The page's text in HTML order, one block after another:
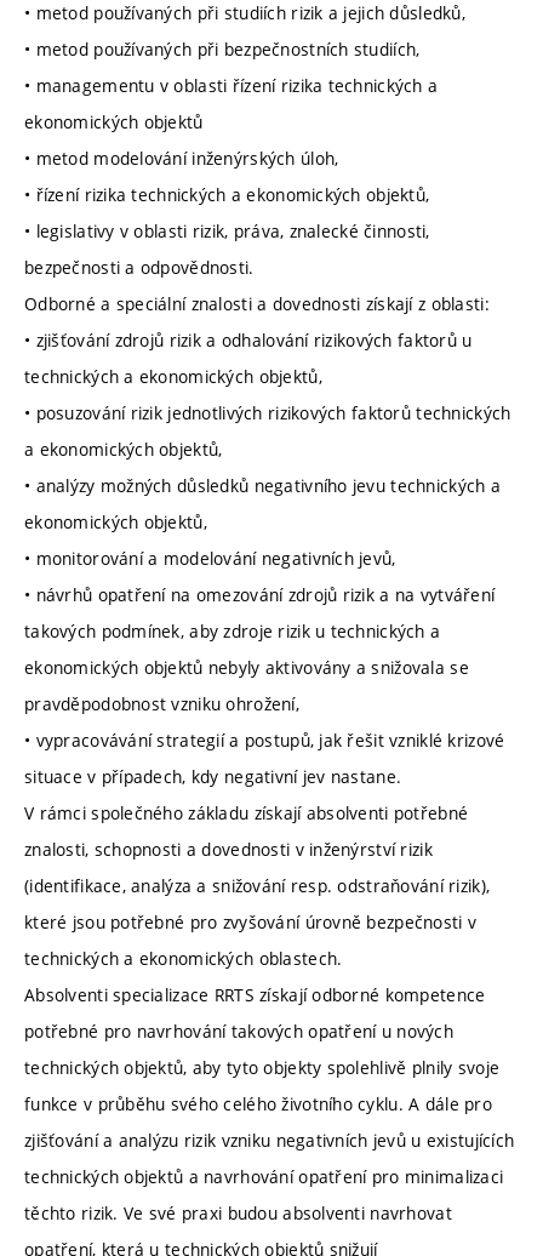
• metod používaných při studiích rizik a jejich důsledků,
• metod používaných při bezpečnostních studiích,
• managementu v oblasti řízení rizika technických a
ekonomických objektů
• metod modelování inženýrských úloh,
• řízení rizika technických a ekonomických objektů,
• legislativy v oblasti rizik, práva, znalecké činnosti,
bezpečnosti a odpovědnosti.
Odborné a speciální znalosti a dovednosti získají z oblasti:
• zjišťování zdrojů rizik a odhalování rizikových faktorů u
technických a ekonomických objektů,
• posuzování rizik jednotlivých rizikových faktorů technických
a ekonomických objektů,
• analýzy možných důsledků negativního jevu technických a
ekonomických objektů,
• monitorování a modelování negativních jevů,
• návrhů opatření na omezování zdrojů rizik a na vytváření
takových podmínek, aby zdroje rizik u technických a
ekonomických objektů nebyly aktivovány a snižovala se
pravděpodobnost vzniku ohrožení,
• vypracovávání strategií a postupů, jak řešit vzniklé krizové
situace v případech, kdy negativní jev nastane.
V rámci společného základu získají absolventi potřebné
znalosti, schopnosti a dovednosti v inženýrství rizik
(identifikace, analýza a snižování resp. odstraňování rizik),
které jsou potřebné pro zvyšování úrovně bezpečnosti v
technických a ekonomických oblastech.
Absolventi specializace RRTS získají odborné kompetence
potřebné pro navrhování takových opatření u nových
technických objektů, aby tyto objekty spolehlivě plnily svoje
funkce v průběhu svého celého životního cyklu. A dále pro
zjišťování a analýzu rizik vzniku negativních jevů u existujících
technických objektů a navrhování opatření pro minimalizaci
těchto rizik. Ve své praxi budou absolventi navrhovat
opatření, která u technických objektů snižují